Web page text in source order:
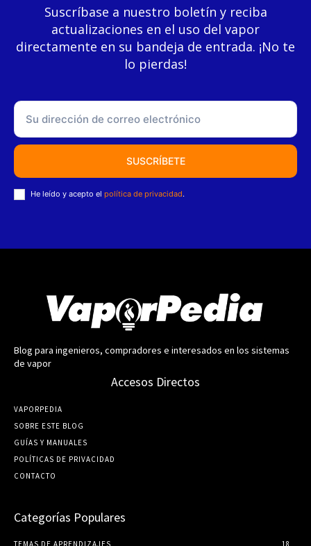
Suscríbase a nuestro boletín y reciba
actualizaciones en el uso del vapor
directamente en su bandeja de entrada. ¡No te
lo pierdas!
SUSCRÍBETE
He leído y acepto el política de privacidad.
Blog para ingenieros, compradores e interesados en los sistemas
de vapor
Accesos Directos
VAPORPEDIA
SOBRE ESTE BLOG
GUÍ­AS Y MANUALES
POLÍTICAS DE PRIVACIDAD
CONTACTO
Categorías Populares
TEMAS DE APRENDIZAJES 18